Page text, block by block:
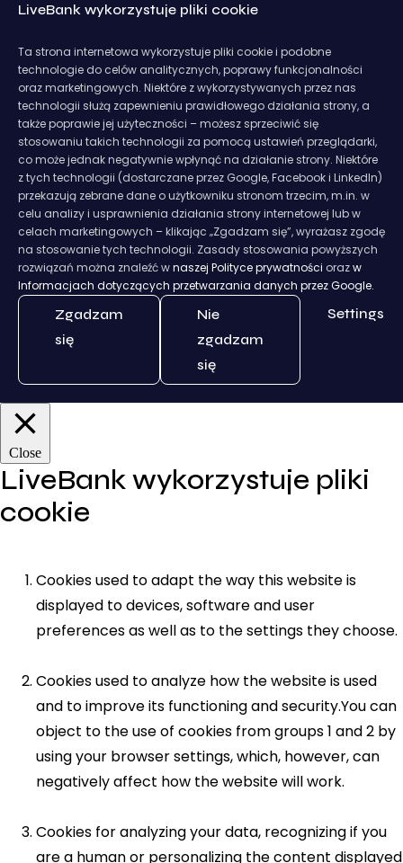
LiveBank wykorzystuje pliki cookie
Ta strona internetowa wykorzystuje pliki cookie i podobne
technologie do celów analitycznych, poprawy funkcjonalności
oraz marketingowych. Niektóre z wykorzystywanych przez nas
technologii służą zapewnieniu prawidłowego działania strony, a
także poprawie jej użyteczności – możesz sprzeciwić się
stosowaniu takich technologii za pomocą ustawień przeglądarki,
co może jednak negatywnie wpłynąć na działanie strony. Niektóre
z tych technologii (dostarczane przez Google, Facebook i LinkedIn)
przekazują zebrane dane o użytkowniku stronom trzecim, m.in. w
celu analizy i usprawnienia działania strony internetowej lub w
celach marketingowych – klikając „Zgadzam się”, wyrażasz zgodę
na stosowanie tych technologii. Zasady stosowania powyższych
rozwiązań można znaleźć wnaszej Polityce prywatności orazw
Informacjach dotyczących przetwarzania danych przez Google.
Zgadzam
się
Nie
zgadzam
się
Settings
Close
LiveBank wykorzystuje pliki
cookie
Cookies used to adapt the way this website is
displayed to devices, software and user
preferences as well as to the settings they choose.
Cookies used to analyze how the website is used
and to improve its functioning and security.You can
object to the use of cookies from groups 1 and 2 by
using your browser settings, which, however, can
negatively affect how the website will work.
Cookies for analyzing your data, recognizing if you
are a human or personalizing the content displayed